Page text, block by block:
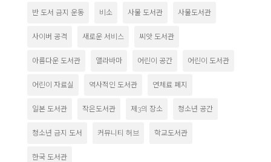
반 도서 금지 운동 비소 사물 도서관 사물도서관
사이버 공격 새로운 서비스 씨앗 도서관
아름다운 도서관 앨라바마 어린이 공간 어린이 도서관
어린이 자료실 역사적인 도서관 연체료 폐지
일본 도서관 작은도서관 제3의 장소 청소년 공간
청소년 금지 도서 커뮤니티 허브 학교도서관
한국 도서관